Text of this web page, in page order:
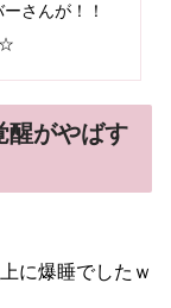
さんが！！
☆
醒がやばす
に爆睡でしたｗ